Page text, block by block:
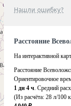
Нашли ошибку?
Расстояние
На интерактивной
Расстояние
Ориентировочное
1 дн 4 ч. Средний
(Из расчёта: 28 л/100